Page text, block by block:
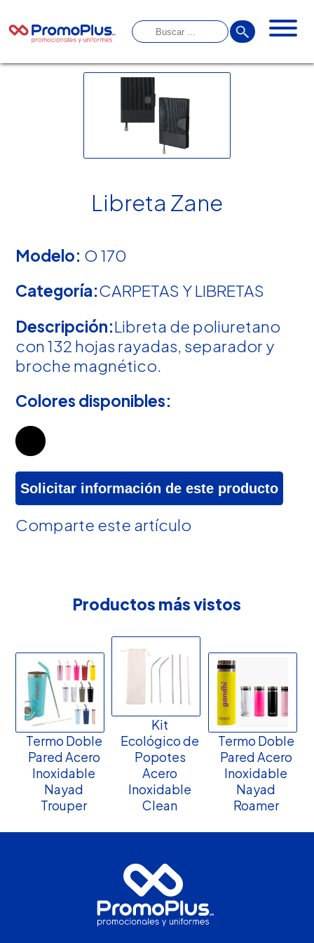
Libreta Zane
Modelo: O 170
Categoría:CARPETAS Y LIBRETAS
Descripción:Libreta de poliuretano
con 132 hojas rayadas, separador y
broche magnético.
Colores disponibles:
Solicitar información de este producto
Comparte este artículo
Productos más vistos
Termo Doble
Pared Acero
Inoxidable
Nayad
Trouper
Kit
Ecológico de
Popotes
Acero
Inoxidable
Clean
Termo Doble
Pared Acero
Inoxidable
Nayad
Roamer